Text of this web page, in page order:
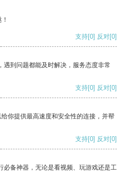
支持[0] 反对[0]
遇到问题都能及时解决，服务态度非常
支持[0] 反对[0]
你提供最高速度和安全性的连接，并帮
支持[0] 反对[0]
必备神器，无论是看视频、玩游戏还是工